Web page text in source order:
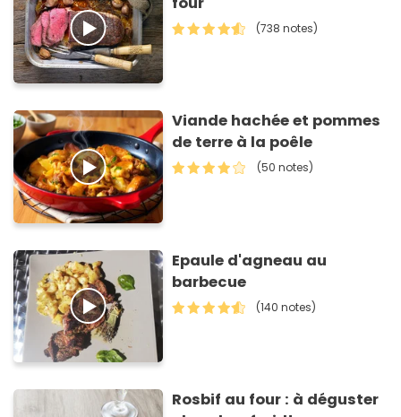
(738 notes)
Viande hachée et pommes
de terre à la poêle
(50 notes)
Epaule d'agneau au
barbecue
(140 notes)
Rosbif au four : à déguster